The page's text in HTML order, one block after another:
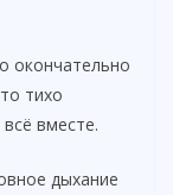
окончательно
тихо
вместе.
дыхание